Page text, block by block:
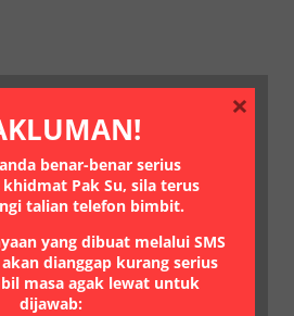
benar-benar serius
Pak Su, sila terus
talian telefon bimbit.
yang dibuat melalui SMS
dianggap kurang serius
masa agak lewat untuk
dijawab:
×